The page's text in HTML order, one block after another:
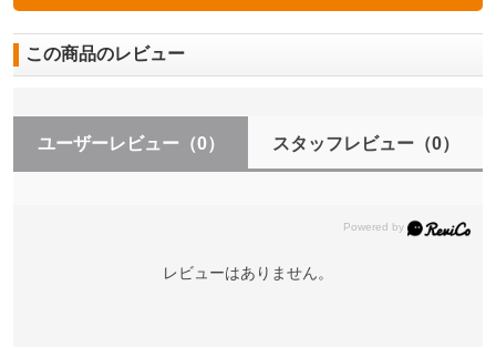
この商品のレビュー
ユーザーレビュー （0） スタッフレビュー（0）
レビューはありません。